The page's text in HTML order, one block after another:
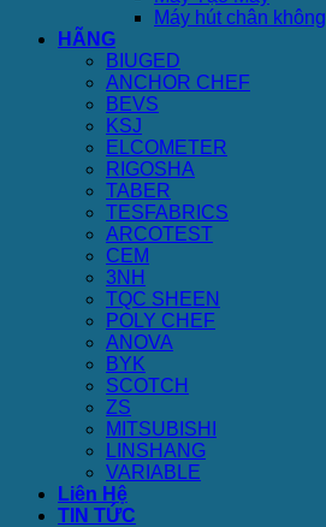
Máy hút chân không
HÃNG
BIUGED
ANCHOR CHEF
BEVS
KSJ
ELCOMETER
RIGOSHA
TABER
TESFABRICS
ARCOTEST
CEM
3NH
TQC SHEEN
POLY CHEF
ANOVA
BYK
SCOTCH
ZS
MITSUBISHI
LINSHANG
VARIABLE
Liên Hệ
TIN TỨC